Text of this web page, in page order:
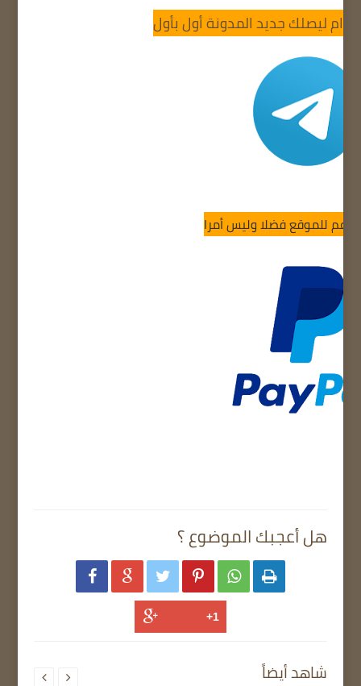
ليصلك جديد المدونة أول بأول
للموقع فضلا وليس أمرا
هل أعجبك الموضوع ؟
     
شاهد أيضاً  